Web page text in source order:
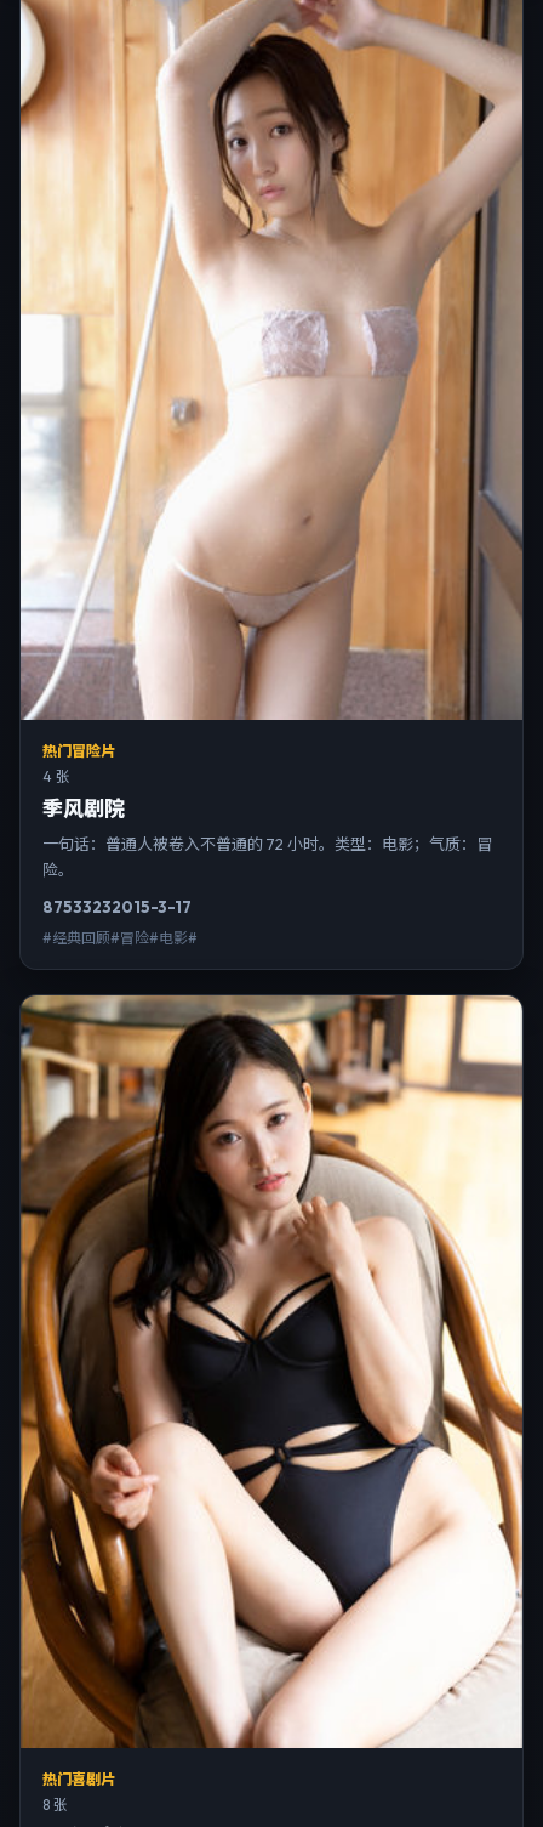
热门冒险片
4 张
季风剧院
一句话：普通人被卷入不普通的 72 小时。类型：电影；气质：冒
险。
87533232015-3-17
#经典回顾#冒险#电影#
热门喜剧片
8 张